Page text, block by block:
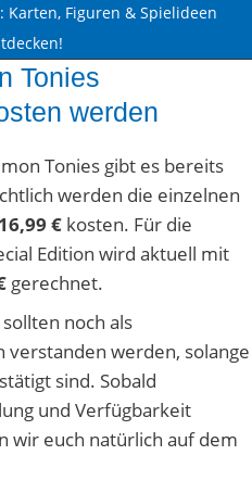
Karten, Figuren & Spielideen
Tonies
werden
Tonies gibt es bereits
werden die einzelnen
16,99 €kosten. Für die
Edition wird aktuell mit
gerechnet.
noch als
verstanden werden, solange
sind. Sobald
und Verfügbarkeit
wir euch natürlich auf dem